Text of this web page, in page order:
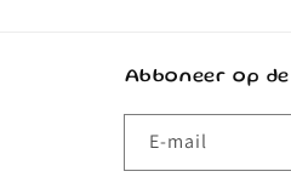
Abboneer op
E‑mail